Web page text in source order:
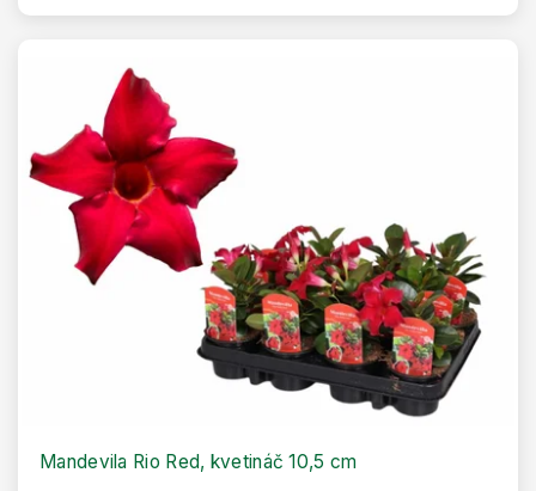
Mandevila Rio Red, kvetináč 10,5 cm